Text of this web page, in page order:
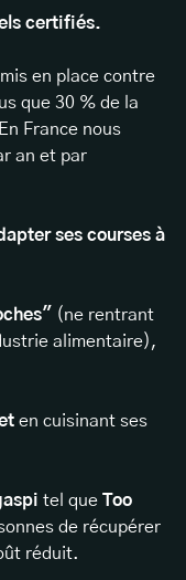
certifiés.
en place contre
que 30 % de la
France nous
an et par
ses courses à
(ne rentrant
alimentaire),
en cuisinant ses
tel que Too
de récupérer
réduit.